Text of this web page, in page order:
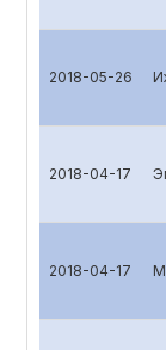
2018-05-26
2018-04-17
2018-04-17